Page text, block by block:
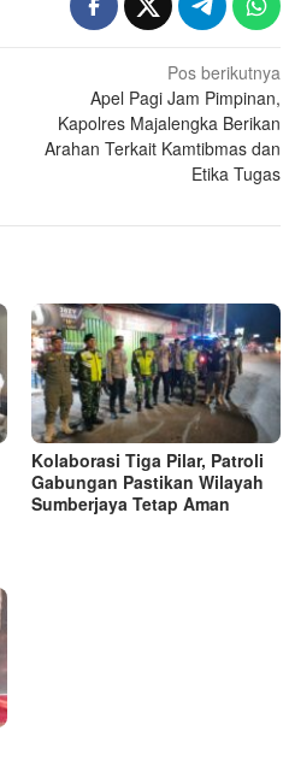
Pos berikutnya
Apel Pagi Jam Pimpinan,
Kapolres Majalengka Berikan
Arahan Terkait Kamtibmas dan
Etika Tugas
Kolaborasi Tiga Pilar, Patroli
Gabungan Pastikan Wilayah
Sumberjaya Tetap Aman